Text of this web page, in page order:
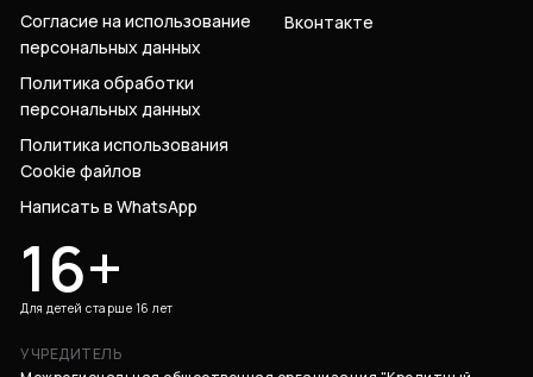
Согласие на использование
персональных данных
Политика обработки
персональных данных
Политика использования
Cookie файлов
Написать в WhatsApp
16+
Для детей старше 16 лет
Вконтакте
УЧРЕДИТЕЛЬ